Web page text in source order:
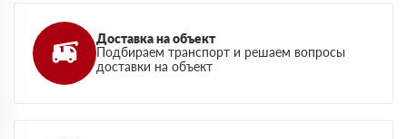
Доставка на объект
Подбираем транспорт и решаем вопросы
доставки на объект